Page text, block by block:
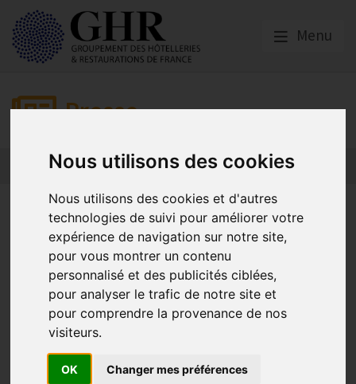
Nous utilisons des cookies
Nous utilisons des cookies et d'autres
technologies de suivi pour améliorer votre
expérience de navigation sur notre site,
pour vous montrer un contenu
personnalisé et des publicités ciblées,
pour analyser le trafic de notre site et
pour comprendre la provenance de nos
visiteurs.
OK Changer mes préférences
Menu
Presse
Les restaurateurs et
débitants de boissons
opposés à la généralisation
forcée des doggy bag !
Communiqué de presse
28/05/2018